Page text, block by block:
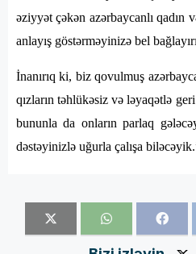
əziyyət çəkən azərbaycanlı qadın
anlayış göstərməyinizə bel
İnanırıq ki, biz qovulmuş
qızların təhlükəsiz və ləyaqətlə
bununla da onların parlaq
dəstəyinizlə uğurla çalışa